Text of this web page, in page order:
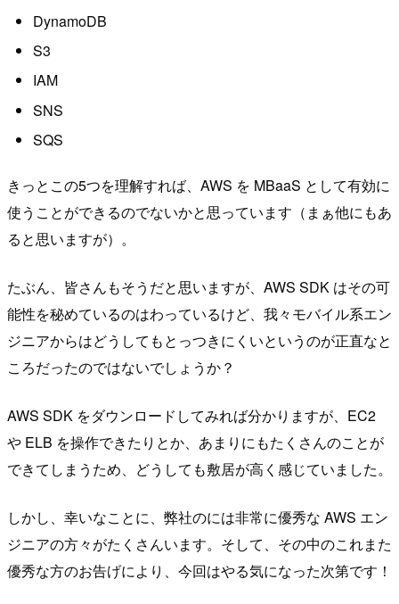
DynamoDB
S3
IAM
SNS
SQS
きっとこの5つを理解すれば、AWS を MBaaS として有効に
使うことができるのでないかと思っています（まぁ他にもあ
ると思いますが）。
たぶん、皆さんもそうだと思いますが、AWS SDK はその可
能性を秘めているのはわっているけど、我々モバイル系エン
ジニアからはどうしてもとっつきにくいというのが正直なと
ころだったのではないでしょうか？
AWS SDK をダウンロードしてみれば分かりますが、EC2
や ELB を操作できたりとか、あまりにもたくさんのことが
できてしまうため、どうしても敷居が高く感じていました。
しかし、幸いなことに、弊社のには非常に優秀な AWS エン
ジニアの方々がたくさんいます。そして、その中のこれまた
優秀な方のお告げにより、今回はやる気になった次第です！